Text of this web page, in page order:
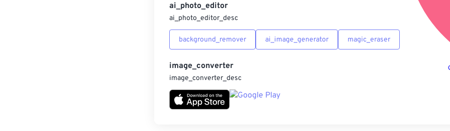
ai_photo_editor
ai_photo_editor_desc
background_remover ai_image_generator magic_eraser
image_converter
image_converter_desc